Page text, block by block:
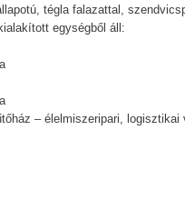
tégla falazattal,
egységből áll:
– élelmiszeripari,